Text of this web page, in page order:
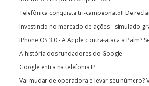
Telefônica conquista tri-campeonato!! De
Investindo no mercado de ações - simulado
iPhone OS 3.0 - A Apple contra-ataca a Palm?
A história dos fundadores do Google
Google entra na telefonia IP
Vai mudar de operadora e levar seu número?